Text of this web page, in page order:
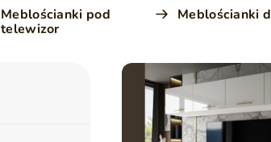
Meblościanki pod
telewizor
Meblościanki